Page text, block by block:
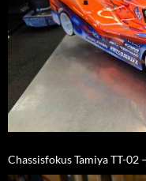
Chassisfokus Tamiya TT-02